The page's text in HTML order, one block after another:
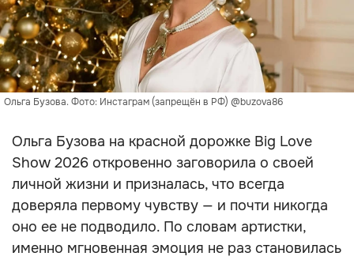
Ольга Бузова. Фото: Инстаграм (запрещён в РФ) @buzova86
Ольга Бузова на красной дорожке Big Love
Show 2026 откровенно заговорила о своей
личной жизни и призналась, что всегда
доверяла первому чувству — и почти никогда
оно ее не подводило. По словам артистки,
именно мгновенная эмоция не раз становилась